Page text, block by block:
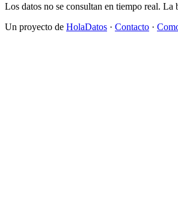
Los datos no se consultan en tiempo real. La
Un proyecto de HolaDatos · Contacto ·